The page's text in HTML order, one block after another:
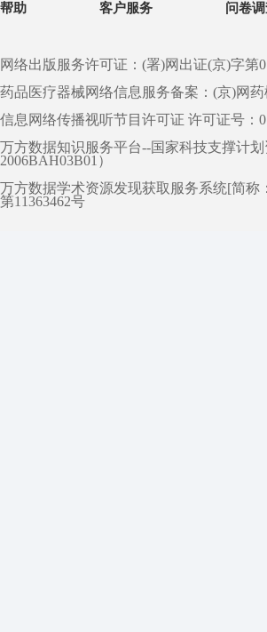
帮助 客户服务 问卷
网络出版服务许可证：(署)网出证(京)字第
药品医疗器械网络信息服务备案：(京)网
信息网络传播视听节目许可证 许可证号：
万方数据知识服务平台--国家科技支撑计划
2006BAH03B01）
万方数据学术资源发现获取服务系统[简称
第11363462号